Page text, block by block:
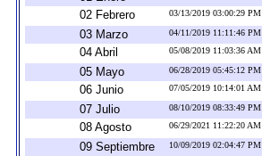
02 Febrero 03/13/2019 03:00:29 PM
03 Marzo 04/11/2019 11:11:46 PM
04 Abril 05/08/2019 11:03:36 AM
05 Mayo 06/28/2019 05:45:12 PM
06 Junio 07/05/2019 10:14:01 AM
07 Julio 08/10/2019 08:33:49 PM
08 Agosto 06/29/2021 11:22:20 AM
09 Septiembre 10/09/2019 02:04:47 PM